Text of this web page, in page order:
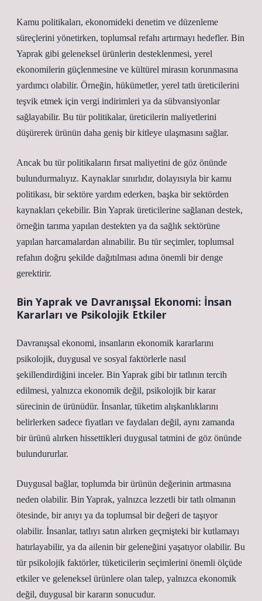
Kamu politikaları, ekonomideki denetim ve düzenleme
süreçlerini yönetirken, toplumsal refahı artırmayı hedefler. Bin
Yaprak gibi geleneksel ürünlerin desteklenmesi, yerel
ekonomilerin güçlenmesine ve kültürel mirasın korunmasına
yardımcı olabilir. Örneğin, hükümetler, yerel tatlı üreticilerini
teşvik etmek için vergi indirimleri ya da sübvansiyonlar
sağlayabilir. Bu tür politikalar, üreticilerin maliyetlerini
düşürerek ürünün daha geniş bir kitleye ulaşmasını sağlar.
Ancak bu tür politikaların fırsat maliyetini de göz önünde
bulundurmalıyız. Kaynaklar sınırlıdır, dolayısıyla bir kamu
politikası, bir sektöre yardım ederken, başka bir sektörden
kaynakları çekebilir. Bin Yaprak üreticilerine sağlanan destek,
örneğin tarıma yapılan destekten ya da sağlık sektörüne
yapılan harcamalardan alınabilir. Bu tür seçimler, toplumsal
refahın doğru şekilde dağıtılması adına önemli bir denge
gerektirir.
Bin Yaprak ve Davranışsal Ekonomi: İnsan
Kararları ve Psikolojik Etkiler
Davranışsal ekonomi, insanların ekonomik kararlarını
psikolojik, duygusal ve sosyal faktörlerle nasıl
şekillendirdiğini inceler. Bin Yaprak gibi bir tatlının tercih
edilmesi, yalnızca ekonomik değil, psikolojik bir karar
sürecinin de ürünüdür. İnsanlar, tüketim alışkanlıklarını
belirlerken sadece fiyatları ve faydaları değil, aynı zamanda
bir ürünü alırken hissettikleri duygusal tatmini de göz önünde
bulundururlar.
Duygusal bağlar, toplumda bir ürünün değerinin artmasına
neden olabilir. Bin Yaprak, yalnızca lezzetli bir tatlı olmanın
ötesinde, bir anıyı ya da toplumsal bir değeri de taşıyor
olabilir. İnsanlar, tatlıyı satın alırken geçmişteki bir kutlamayı
hatırlayabilir, ya da ailenin bir geleneğini yaşatıyor olabilir. Bu
tür psikolojik faktörler, tüketicilerin seçimlerini önemli ölçüde
etkiler ve geleneksel ürünlere olan talep, yalnızca ekonomik
değil, duygusal bir kararın sonucudur.